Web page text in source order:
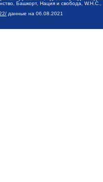
Башкорт, Нация и свобода,
данные на 06.08.2021